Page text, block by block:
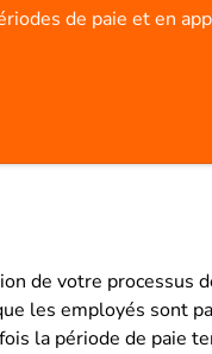
de paie et en
de votre processus
les employés sont
la période de paie